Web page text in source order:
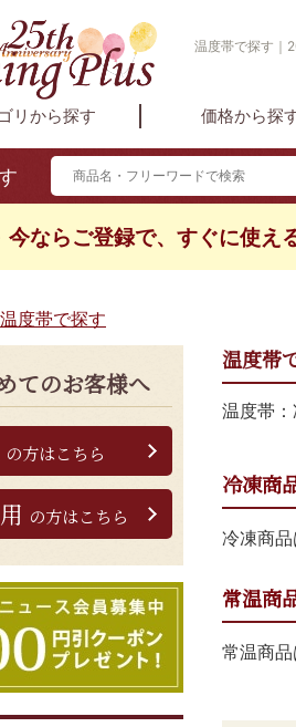
温度帯で探す｜
リから探す 価格から探
今ならご登録で、すぐに使え
温度帯で探す
てのお客様へ
の方はこちら
の方はこちら
温度帯
温度帯：
冷凍商
冷凍商
常温商
常温商